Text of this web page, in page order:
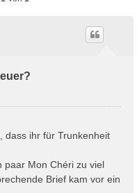
dass ihr für Trunkenheit
paar Mon Chéri zu viel
Brief kam vor ein